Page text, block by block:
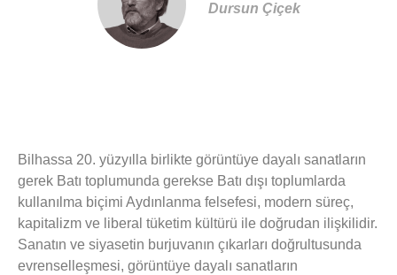
Dursun Çiçek
Bilhassa 20. yüzyılla birlikte görüntüye dayalı sanatların
gerek Batı toplumunda gerekse Batı dışı toplumlarda
kullanılma biçimi Aydınlanma felsefesi, modern süreç,
kapitalizm ve liberal tüketim kültürü ile doğrudan ilişkilidir.
Sanatın ve siyasetin burjuvanın çıkarları doğrultusunda
evrenselleşmesi, görüntüye dayalı sanatların